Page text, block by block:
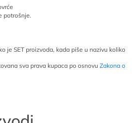
potrošnje.
je SET proizvoda, kada piše u nazivu koliko
sva prava kupaca po osnovu Zakona o